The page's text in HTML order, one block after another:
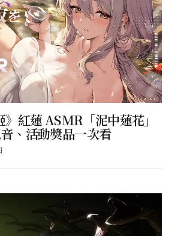
》紅蓮 ASMR「泥中蓮花」
、活動獎品一次看